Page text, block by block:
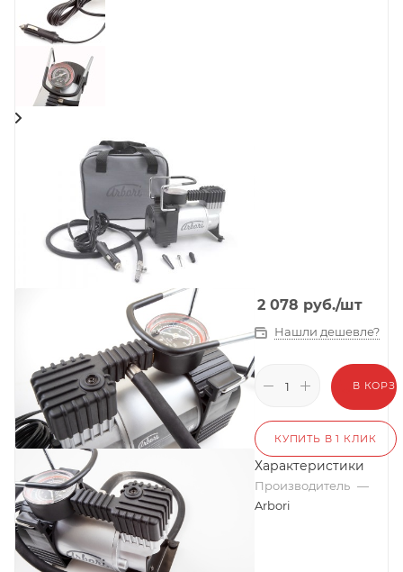
2 078 руб./шт
Нашли дешевле?
В
КУПИТЬ В 1 КЛИК
Характеристики
Производитель —
Arbori